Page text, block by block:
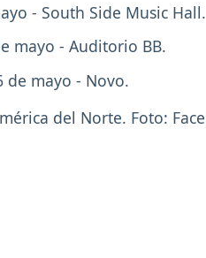
- South Side Music Hall.
mayo - Auditorio BB.
de mayo - Novo.